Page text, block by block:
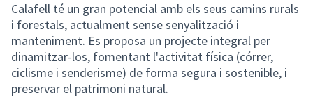
Calafell té un gran potencial amb els seus camins rurals
i forestals, actualment sense senyalització i
manteniment. Es proposa un projecte integral per
dinamitzar-los, fomentant l'activitat física (córrer,
ciclisme i senderisme) de forma segura i sostenible, i
preservar el patrimoni natural.